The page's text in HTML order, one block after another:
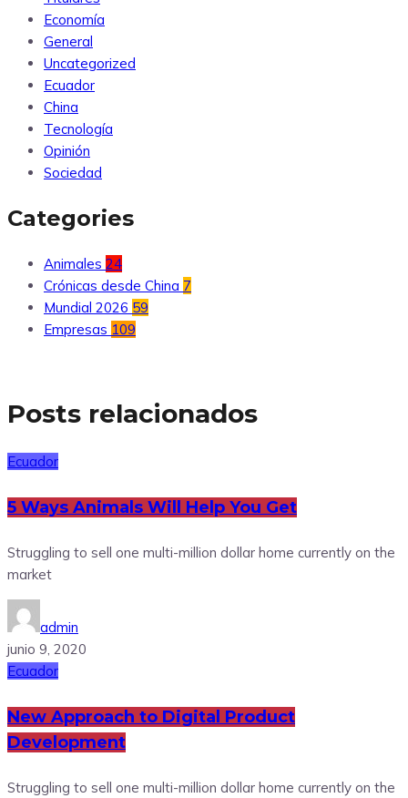
Economía
General
Uncategorized
Ecuador
China
Tecnología
Opinión
Sociedad
Categories
Animales 24
Crónicas desde China 7
Mundial 2026 59
Empresas 109
Posts relacionados
Ecuador
5 Ways Animals Will Help You Get
Struggling to sell one multi-million dollar home currently on the
market
admin
junio 9, 2020
Ecuador
New Approach to Digital Product
Development
Struggling to sell one multi-million dollar home currently on the